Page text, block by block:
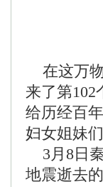
在这万物
来了第
给历经百
妇女姐妹
3月8日
地震逝去